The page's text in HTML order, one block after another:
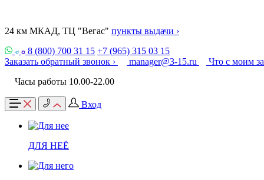
24 км МКАД, ТЦ "Вегас" пункты выдачи ›
8 (800) 700 31 15 +7 (965) 315 03 15
Заказать обратный звонок ›
manager@3-15.ru
Что с моим
Часы работы 10.00-22.00
Вход
ДЛЯ НЕЁ